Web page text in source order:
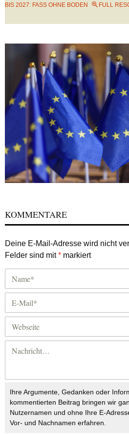
BIS 2027: FASS OHNE BODEN
FULL
KOMMENTARE
Deine E-Mail-Adresse wird nicht
Felder sind mit* markiert
Ihre Argumente, Gedanken oder
kommentierten Beitrag bringen wir
Nutzernamen und ohne Ihre E-
Vor- und Nachnamen erfahren.